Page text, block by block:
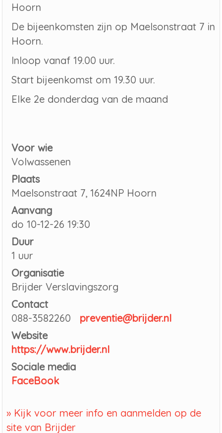
Hoorn
De bijeenkomsten zijn op Maelsonstraat 7 in
Hoorn.
Inloop vanaf 19.00 uur.
Start bijeenkomst om 19.30 uur.
Elke 2e donderdag van de maand
Voor wie
Volwassenen
Plaats
Maelsonstraat 7, 1624NP Hoorn
Aanvang
do 10-12-26 19:30
Duur
1 uur
Organisatie
Brijder Verslavingszorg
Contact
088-3582260 preventie@brijder.nl
Website
https://www.brijder.nl
Sociale media
FaceBook
» Kijk voor meer info en aanmelden op de
site van Brijder